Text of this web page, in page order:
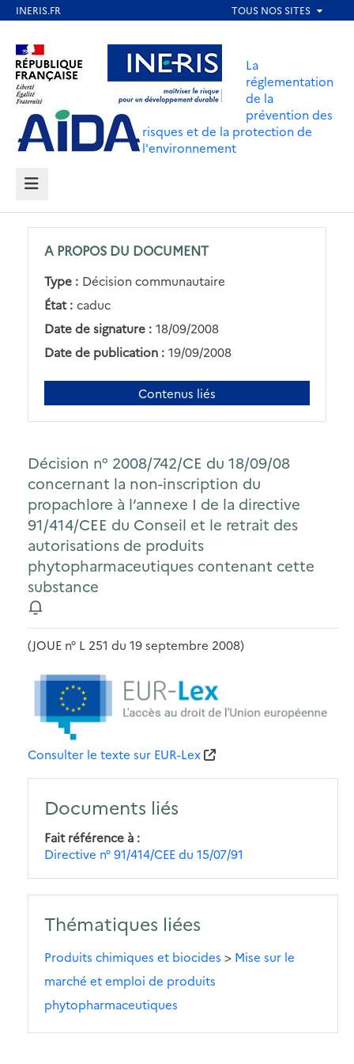
contenu
principal
Aller au contenu Aller au menu
Aller au pied de page
La
réglementation
de la
prévention des
risques et de la protection de
l'environnement
MENU
A PROPOS DU DOCUMENT
Type : Décision communautaire
État : caduc
Date de signature : 18/09/2008
Date de publication : 19/09/2008
Contenus liés
Décision n° 2008/742/CE du 18/09/08
concernant la non-inscription du
propachlore à l’annexe I de la directive
91/414/CEE du Conseil et le retrait des
autorisations de produits
phytopharmaceutiques contenant cette
substance
(JOUE n° L 251 du 19 septembre 2008)
Consulter le texte sur EUR-Lex
Documents liés
Fait référence à
Directive n° 91/414/CEE du 15/07/91
Thématiques liées
Produits chimiques et biocides > Mise sur le
marché et emploi de produits
phytopharmaceutiques